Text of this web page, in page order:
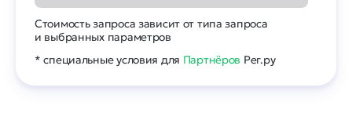
Стоимость запроса зависит от типа запроса
и выбранных параметров
* специальные условия для Партнёров Рег.ру